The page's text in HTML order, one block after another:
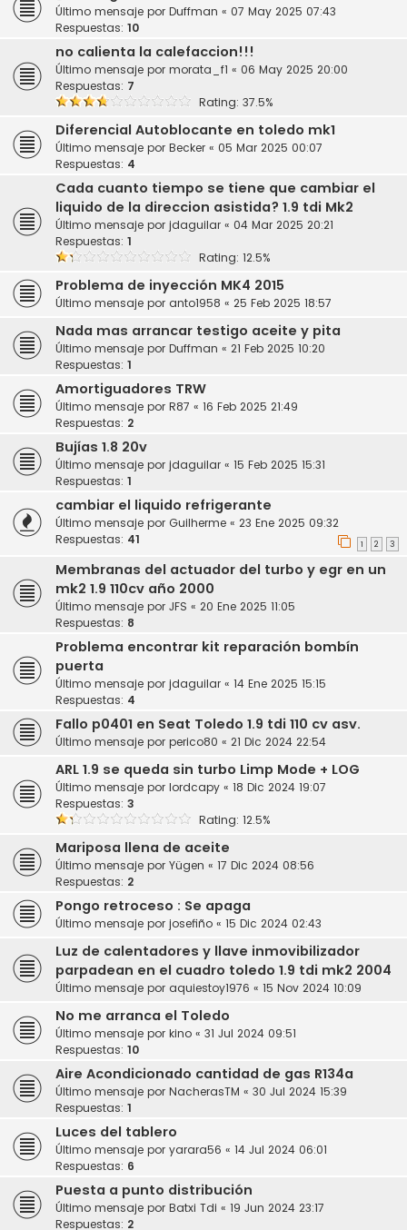
Último mensaje por Duffman « 07 May 2025 07:43
Respuestas: 10
no calienta la calefaccion!!!
Último mensaje por morata_f1 « 06 May 2025 20:00
Respuestas: 7
Rating: 37.5%
Diferencial Autoblocante en toledo mk1
Último mensaje por Becker « 05 Mar 2025 00:07
Respuestas: 4
Cada cuanto tiempo se tiene que cambiar el
liquido de la direccion asistida? 1.9 tdi Mk2
Último mensaje por jdaguilar « 04 Mar 2025 20:21
Respuestas: 1
Rating: 12.5%
Problema de inyección MK4 2015
Último mensaje por anto1958 « 25 Feb 2025 18:57
Nada mas arrancar testigo aceite y pita
Último mensaje por Duffman « 21 Feb 2025 10:20
Respuestas: 1
Amortiguadores TRW
Último mensaje por R87 « 16 Feb 2025 21:49
Respuestas: 2
Bujías 1.8 20v
Último mensaje por jdaguilar « 15 Feb 2025 15:31
Respuestas: 1
cambiar el liquido refrigerante
Último mensaje por Guilherme « 23 Ene 2025 09:32
Respuestas: 41 1 2 3
Membranas del actuador del turbo y egr en un
mk2 1.9 110cv año 2000
Último mensaje por JFS « 20 Ene 2025 11:05
Respuestas: 8
Problema encontrar kit reparación bombín
puerta
Último mensaje por jdaguilar « 14 Ene 2025 15:15
Respuestas: 4
Fallo p0401 en Seat Toledo 1.9 tdi 110 cv asv.
Último mensaje por perico80 « 21 Dic 2024 22:54
ARL 1.9 se queda sin turbo Limp Mode + LOG
Último mensaje por lordcapy « 18 Dic 2024 19:07
Respuestas: 3
Rating: 12.5%
Mariposa llena de aceite
Último mensaje por Yügen « 17 Dic 2024 08:56
Respuestas: 2
Pongo retroceso : Se apaga
Último mensaje por josefiño « 15 Dic 2024 02:43
Luz de calentadores y llave inmovibilizador
parpadean en el cuadro toledo 1.9 tdi mk2 2004
Último mensaje por aquiestoy1976 « 15 Nov 2024 10:09
No me arranca el Toledo
Último mensaje por kino « 31 Jul 2024 09:51
Respuestas: 10
Aire Acondicionado cantidad de gas R134a
Último mensaje por NacherasTM « 30 Jul 2024 15:39
Respuestas: 1
Luces del tablero
Último mensaje por yarara56 « 14 Jul 2024 06:01
Respuestas: 6
Puesta a punto distribución
Último mensaje por Batxi Tdi « 19 Jun 2024 23:17
Respuestas: 2